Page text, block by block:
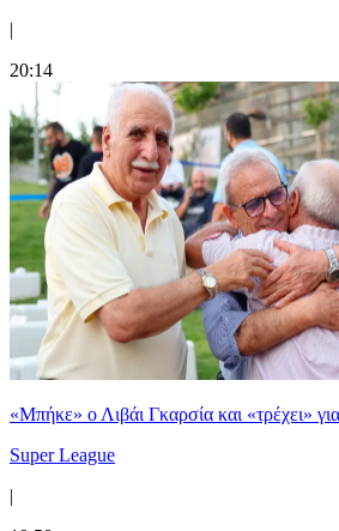
|
20:14
«Μπήκε» ο Λιβάι Γκαρσία και «τρέχει»
Super League
|